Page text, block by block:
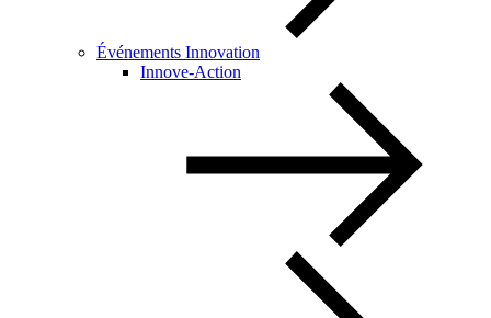
Événements Innovation
Innove-Action